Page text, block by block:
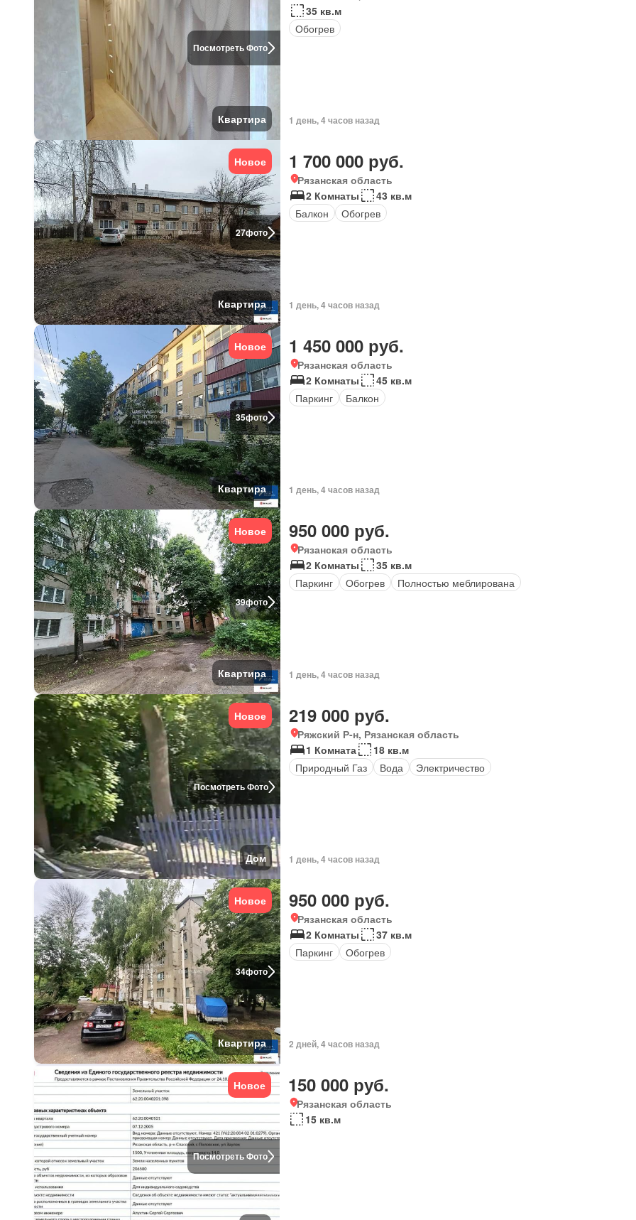
Посмотреть Фото
Квартира
35 кв.м
Обогрев
1 день, 4 часов назад
27фото
Новое
Квартира
1 700 000 руб.
Рязанская область
2 Комнаты
43 кв.м
Балкон
Обогрев
1 день, 4 часов назад
35фото
Новое
Квартира
1 450 000 руб.
Рязанская область
2 Комнаты
45 кв.м
Паркинг
Балкон
1 день, 4 часов назад
39фото
Новое
Квартира
950 000 руб.
Рязанская область
2 Комнаты
35 кв.м
Паркинг
Обогрев Полностью меблирована
1 день, 4 часов назад
Посмотреть Фото
Новое
Дом
219 000 руб.
Ряжский Р-н, Рязанская область
1 Комната
18 кв.м
Природный Газ
Вода Электричество
1 день, 4 часов назад
34фото
Новое
Квартира
950 000 руб.
Рязанская область
2 Комнаты
37 кв.м
Паркинг
Обогрев
2 дней, 4 часов назад
Посмотреть Фото
Новое 150 000 руб.
Рязанская область
15 кв.м